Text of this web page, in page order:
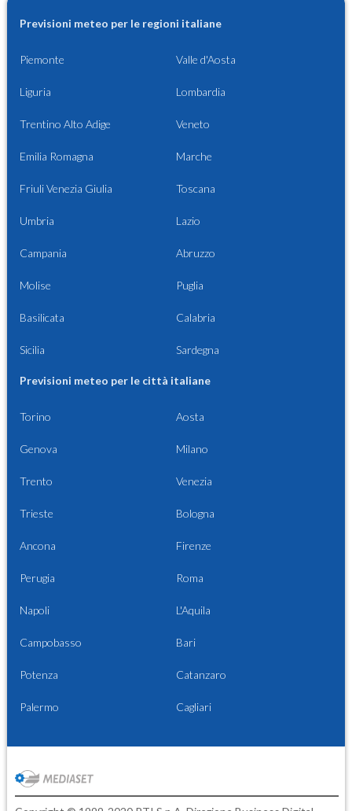
Previsioni meteo per le regioni italiane
Piemonte Valle d'Aosta
Liguria Lombardia
Trentino Alto Adige Veneto
Emilia Romagna Marche
Friuli Venezia Giulia Toscana
Umbria Lazio
Campania Abruzzo
Molise Puglia
Basilicata Calabria
Sicilia Sardegna
Previsioni meteo per le città italiane
Torino Aosta
Genova Milano
Trento Venezia
Trieste Bologna
Ancona Firenze
Perugia Roma
Napoli L'Aquila
Campobasso Bari
Potenza Catanzaro
Palermo Cagliari